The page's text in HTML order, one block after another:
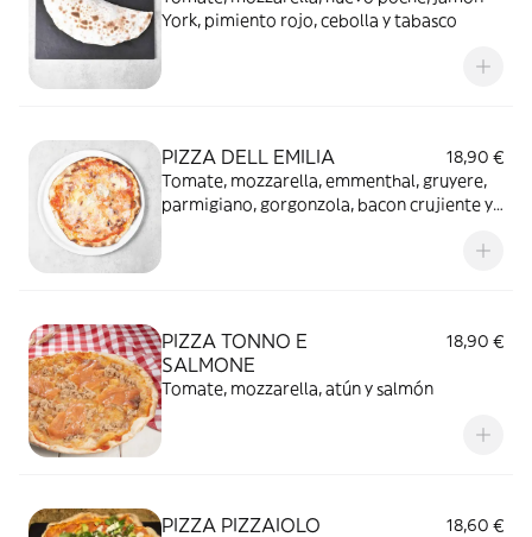
York, pimiento rojo, cebolla y tabasco
PIZZA DELL EMILIA
18,90 €
Tomate, mozzarella, emmenthal, gruyere,
parmigiano, gorgonzola, bacon crujiente y
PIZZA TONNO E
SALMONE
18,90 €
Tomate, mozzarella, atún y salmón
PIZZA PIZZAIOLO 18,60 €